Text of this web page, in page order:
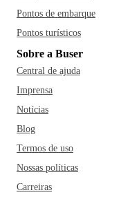
Pontos de embarque
Pontos turísticos
Sobre a Buser
Central de ajuda
Imprensa
Notícias
Blog
Termos de uso
Nossas políticas
Carreiras